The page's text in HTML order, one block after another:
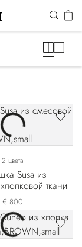
2 цвета
Susa из
ткани
€ 800